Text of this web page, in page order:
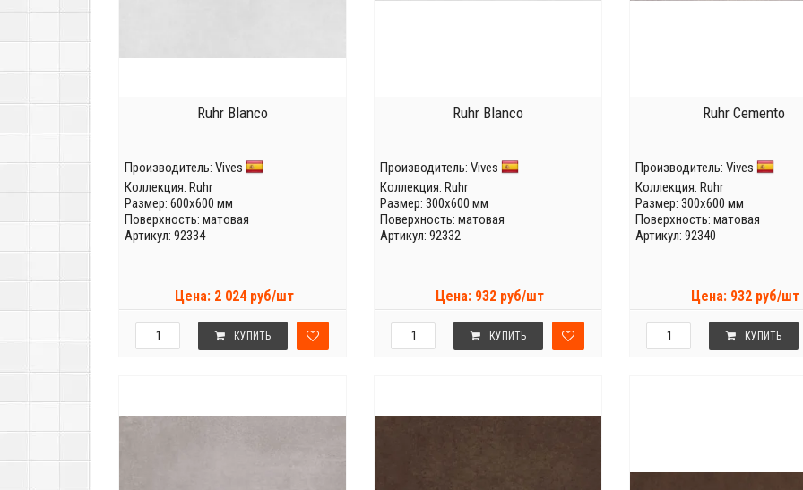
Ruhr Blanco
Производитель: Vives
Коллекция: Ruhr
Размер: 600x600 мм
Поверхность: матовая
Артикул: 92334
Цена: 2 024 руб/шт
КУПИТЬ
Ruhr Blanco
Производитель: Vives
Коллекция: Ruhr
Размер: 300x600 мм
Поверхность: матовая
Артикул: 92332
Цена: 932 руб/шт
КУПИТЬ
Ruhr Cemento
Производитель: Vives
Коллекция: Ruhr
Размер: 300x600 мм
Поверхность: матовая
Артикул: 92340
Цена: 932 руб/шт
КУПИТЬ